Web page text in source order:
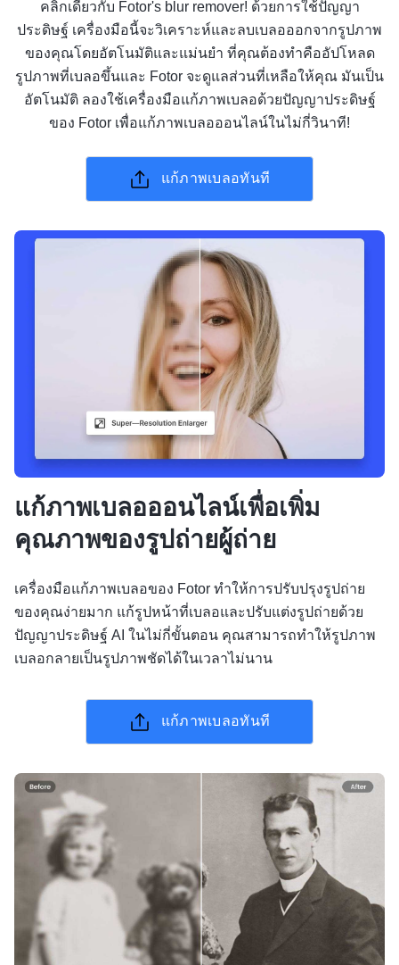
คลิกเดียวกับ Fotor's blur remover! ด้วยการใช้ปัญญา
ประดิษฐ์ เครื่องมือนี้จะวิเคราะห์และลบเบลอออกจากรูปภาพ
ของคุณโดยอัตโนมัติและแม่นยำ ที่คุณต้องทำคืออัปโหลด
รูปภาพที่เบลอขึ้นและ Fotor จะดูแลส่วนที่เหลือให้คุณ มันเป็น
อัตโนมัติ ลองใช้เครื่องมือแก้ภาพเบลอด้วยปัญญาประดิษฐ์
ของ Fotor เพื่อแก้ภาพเบลอออนไลน์ในไม่กี่วินาที!
แก้ภาพเบลอทันที
แก้ภาพเบลอออนไลน์เพื่อเพิ่ม
คุณภาพของรูปถ่ายผู้ถ่าย
เครื่องมือแก้ภาพเบลอของ Fotor ทำให้การปรับปรุงรูปถ่าย
ของคุณง่ายมาก แก้รูปหน้าที่เบลอและปรับแต่งรูปถ่ายด้วย
ปัญญาประดิษฐ์ AI ในไม่กี่ขั้นตอน คุณสามารถทำให้รูปภาพ
เบลอกลายเป็นรูปภาพชัดได้ในเวลาไม่นาน
แก้ภาพเบลอทันที